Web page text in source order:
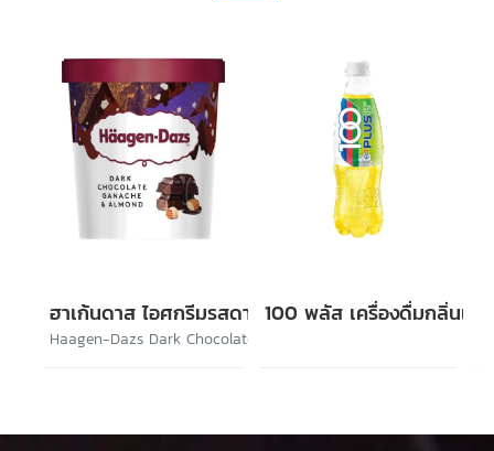
ฮาเก้นดาส ไอศกรีมรสดาร์กช็อกโกแล็ตและอัลมอนด์
Haagen-Dazs Dark Chocolate Ganache & Almond
100 พลัส เครื่องดื่มกลิ่นเล